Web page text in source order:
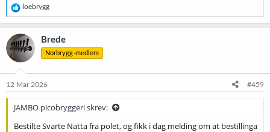
R
e
a
k
s
o
e
loebrygg
Brede
Norbrygg-medlem
12 Mar 2026 #459
JAMBO picobryggeri skrev:
Bestilte Svarte Natta fra polet, og fikk i dag melding om at bestillinga